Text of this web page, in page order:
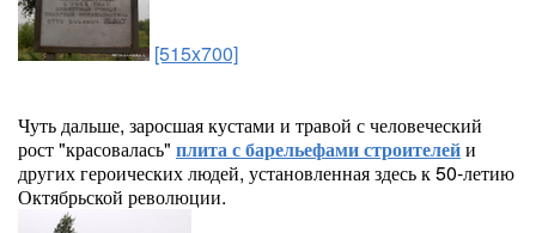
[515x700]
Чуть дальше, заросшая кустами и травой с человеческий
рост "красовалась" плита с барельефами строителейи
других героических людей, установленная здесь к 50-летию
Октябрьской революции.